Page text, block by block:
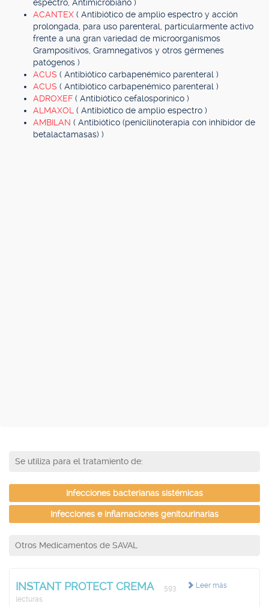
espectro, Antimicrobiano )
ACANTEX ( Antibiótico de amplio espectro y acción
prolongada, para uso parenteral, particularmente activo
frente a una gran variedad de microorganismos
Grampositivos, Gramnegativos y otros gérmenes
patógenos )
ACUS ( Antibiótico carbapenémico parenteral )
ACUS ( Antibiótico carbapenémico parenteral )
ADROXEF ( Antibiótico cefalosporínico )
ALMAXOL ( Antibiótico de amplio espectro )
AMBILAN ( Antibiótico (penicilinoterapia con inhibidor de
betalactamasas) )
Se utiliza para el tratamiento de:
Infecciones bacterianas sistémicas
Infecciones e inflamaciones genitourinarias
Otros Medicamentos de SAVAL
Leer más
INSTANT PROTECT CREMA
593
lecturas